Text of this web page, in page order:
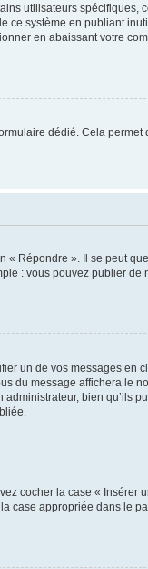
utilisateurs spécifiques,
ce système en publiant
en abaissant votre
dédié. Cela permet
« Répondre ». Il se peut
: vous pouvez publier de
un de vos messages en
du message affichera le
administrateur, bien qu’ils
cocher la case « Insérer
case appropriée dans le